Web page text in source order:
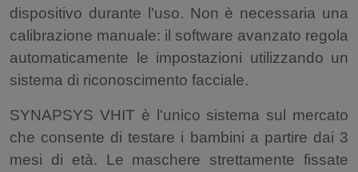
dispositivo durante l'uso. Non è necessaria una
calibrazione manuale: il software avanzato regola
automaticamente le impostazioni utilizzando un
sistema di riconoscimento facciale.
SYNAPSYS VHIT è l'unico sistema sul mercato
che consente di testare i bambini a partire dai 3
mesi di età. Le maschere strettamente fissate